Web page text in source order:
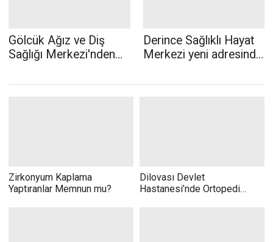
Gölcük Ağız ve Diş
Sağlığı Merkezi'nden
Derince Sağlıklı Hayat
Merkezi yeni adresinde
Zirkonyum Kaplama
Yaptıranlar Memnun mu?
Dilovası Devlet
Hastanesi’nde Ortopedi